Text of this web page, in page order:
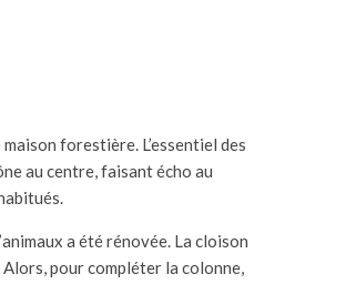
forestière. L’essentiel des
au centre, faisant écho au
a été rénovée. La cloison
pour compléter la colonne,